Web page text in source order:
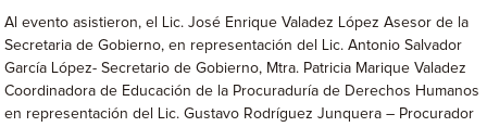
Al evento asistieron, el Lic. José Enrique Valadez López Asesor de la
Secretaria de Gobierno, en representación del Lic. Antonio Salvador
García López- Secretario de Gobierno, Mtra. Patricia Marique Valadez
Coordinadora de Educación de la Procuraduría de Derechos Humanos
en representación del Lic. Gustavo Rodríguez Junquera – Procurador